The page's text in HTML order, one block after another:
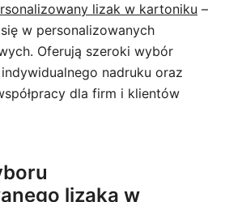
lizak w kartoniku –
w personalizowanych
Oferują szeroki wybór
nadruku oraz
dla firm i klientów
lizaka w